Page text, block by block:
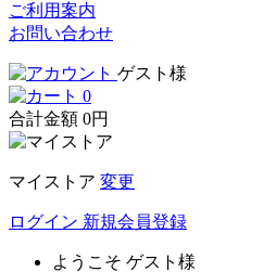
ご利用案内
お問い合わせ
ゲスト様
0
合計金額 0円
マイストア 変更
ログイン 新規会員登録
ようこそ ゲスト様